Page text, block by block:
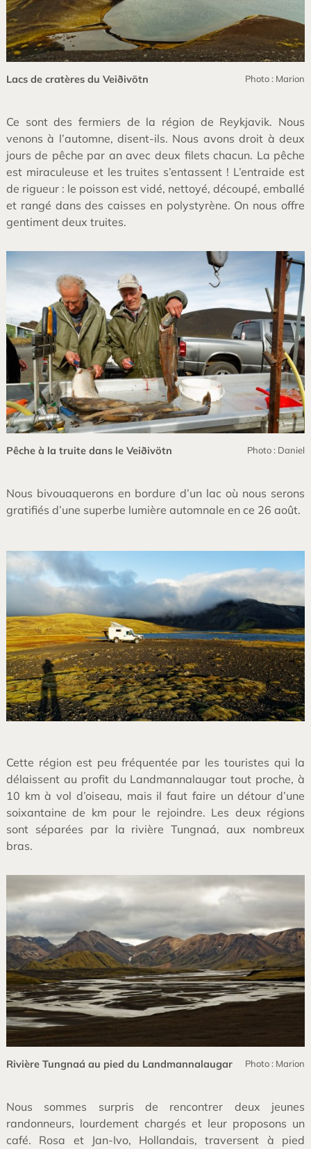
Lacs de cratères du Veiðivötn Photo : Marion
Ce sont des fermiers de la région de Reykjavik. Nous
venons à l’automne, disent-ils. Nous avons droit à deux
jours de pêche par an avec deux filets chacun. La pêche
est miraculeuse et les truites s’entassent ! L’entraide est
de rigueur : le poisson est vidé, nettoyé, découpé, emballé
et rangé dans des caisses en polystyrène. On nous offre
gentiment deux truites.
Pêche à la truite dans le Veiðivötn Photo : Daniel
Nous bivouaquerons en bordure d’un lac où nous serons
gratifiés d’une superbe lumière automnale en ce 26 août.
Cette région est peu fréquentée par les touristes qui la
délaissent au profit du Landmannalaugar tout proche, à
10 km à vol d’oiseau, mais il faut faire un détour d’une
soixantaine de km pour le rejoindre. Les deux régions
sont séparées par la rivière Tungnaá, aux nombreux
bras.
Rivière Tungnaá au pied du Landmannalaugar Photo : Marion
Nous sommes surpris de rencontrer deux jeunes
randonneurs, lourdement chargés et leur proposons un
café. Rosa et Jan-Ivo, Hollandais, traversent à pied